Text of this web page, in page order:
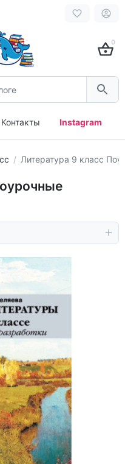
0
Контакты Instagram
Литература 9 класс